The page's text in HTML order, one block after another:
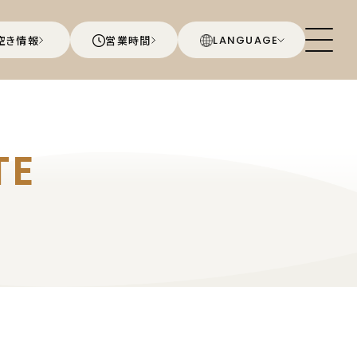
き情報 営業時間 LANGUAGE